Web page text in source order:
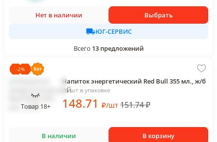
Нет в наличии
Выбрать
ЮГ-СЕРВИС
Всего 13 предложений
-2%
Товар 18+
Напиток энергетический Red Bull 355 мл., ж/б
24 шт в упаковке
148.71 ₽/шт 151.74₽
В наличии
В корзину